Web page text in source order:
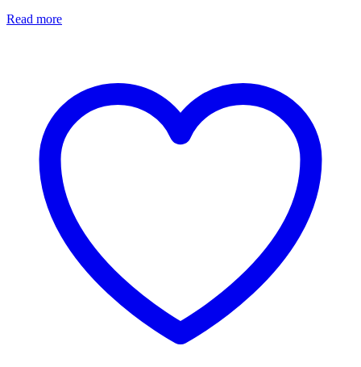
Read more